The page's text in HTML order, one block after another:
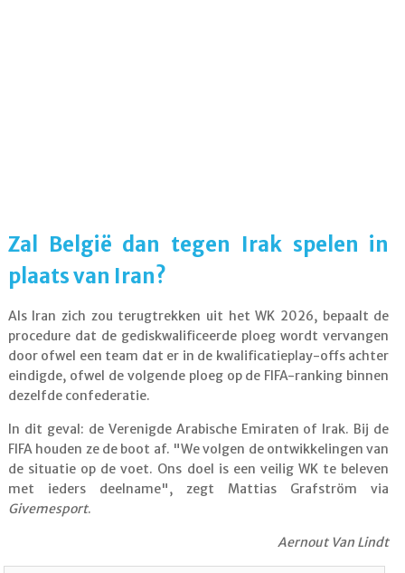
Zal België dan tegen Irak spelen in
plaats van Iran?
Als Iran zich zou terugtrekken uit het WK 2026, bepaalt de
procedure dat de gediskwalificeerde ploeg wordt vervangen
door ofwel een team dat er in de kwalificatieplay-offs achter
eindigde, ofwel de volgende ploeg op de FIFA-ranking binnen
dezelfde confederatie.
In dit geval: de Verenigde Arabische Emiraten of Irak. Bij de
FIFA houden ze de boot af. "We volgen de ontwikkelingen van
de situatie op de voet. Ons doel is een veilig WK te beleven
met ieders deelname", zegt Mattias Grafström via
Givemesport.
Aernout Van Lindt